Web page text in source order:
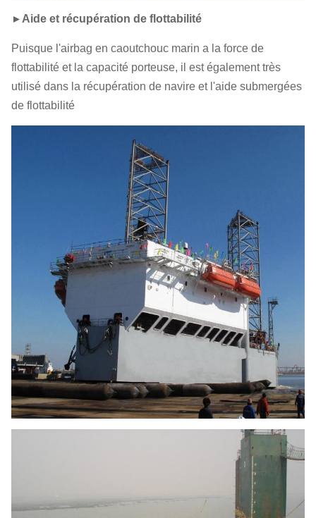
► Aide et récupération de flottabilité
Puisque l'airbag en caoutchouc marin a la force de
flottabilité et la capacité porteuse, il est également très
utilisé dans la récupération de navire et l'aide submergées
de flottabilité